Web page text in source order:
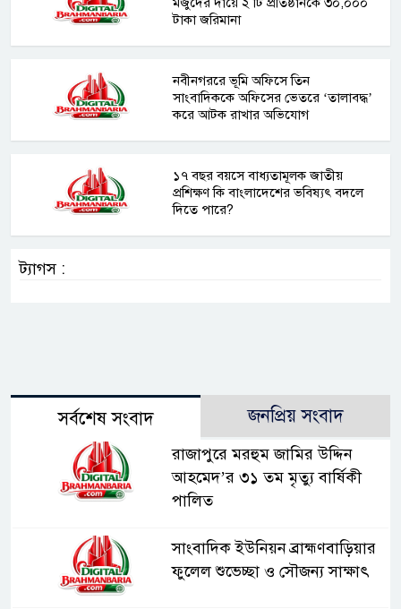
টাকা জরিমানা
নবীনগররে ভূমি অফিসে তিন
সাংবাদিককে অফিসের ভেতরে ‘তালাবদ্ধ’
করে আটক রাখার অভিযোগ
১৭ বছর বয়সে বাধ্যতামূলক জাতীয়
প্রশিক্ষণ কি বাংলাদেশের ভবিষ্যৎ বদলে
দিতে পারে?
ট্যাগস :
সর্বশেষ সংবাদ জনপ্রিয় সংবাদ
রাজাপুরে মরহুম জামির উদ্দিন
আহমেদ’র ৩১ তম মৃত্যু বার্ষিকী
পালিত
সাংবাদিক ইউনিয়ন ব্রাহ্মণবাড়িয়ার
ফুলেল শুভেচ্ছা ও সৌজন্য সাক্ষাৎ